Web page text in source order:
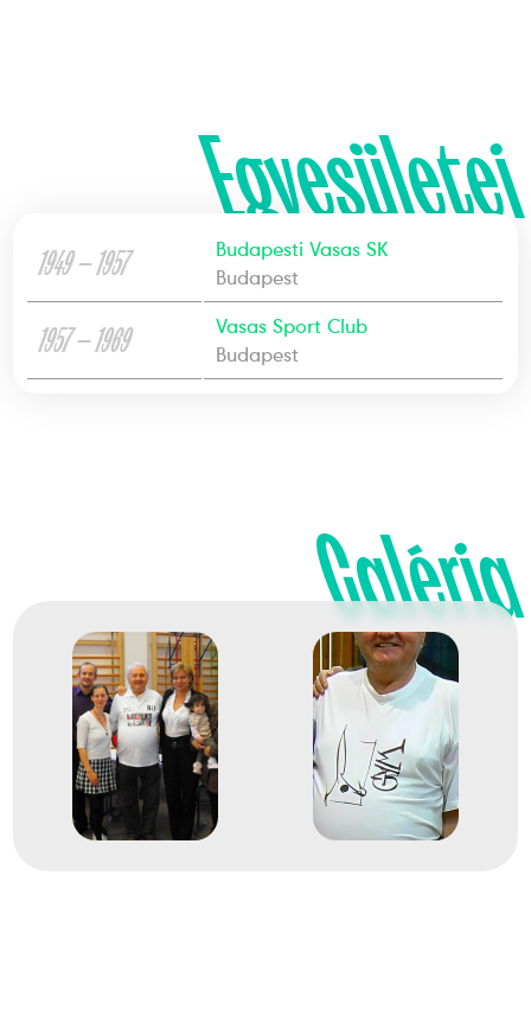
Egyesületei
1949 — 1957
Budapesti Vasas SK
Budapest
1957 — 1969
Vasas Sport Club
Budapest
Galéria